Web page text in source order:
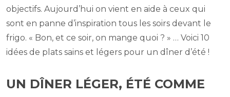
objectifs. Aujourd’hui on vient en aide à ceux qui
sont en panne d’inspiration tous les soirs devant le
frigo. « Bon, et ce soir, on mange quoi ? » … Voici 10
idées de plats sains et légers pour un dîner d’été !
UN DÎNER LÉGER, ÉTÉ COMME